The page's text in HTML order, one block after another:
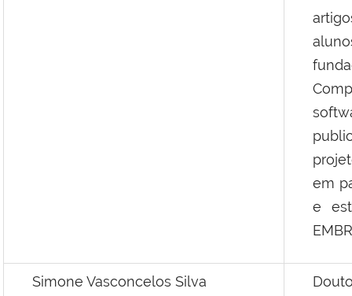
em
e
Simone Vasconcelos Silva